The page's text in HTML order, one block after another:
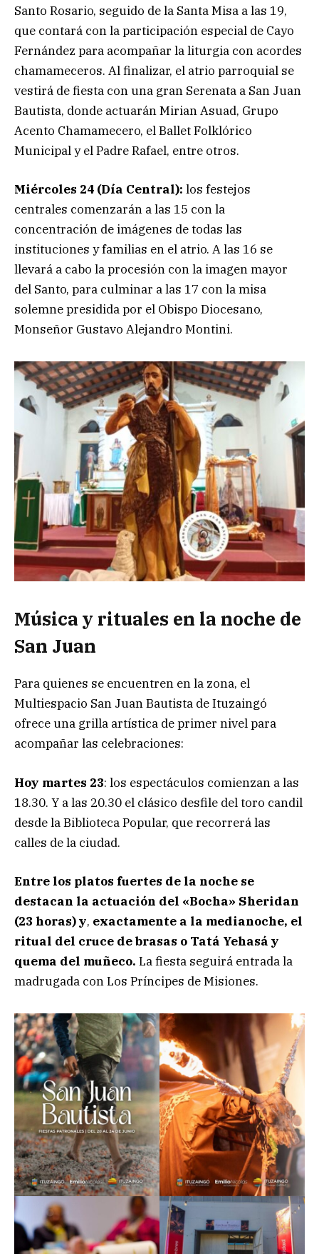
Santo Rosario, seguido de la Santa Misa a las 19,
que contará con la participación especial de Cayo
Fernández para acompañar la liturgia con acordes
chamameceros. Al finalizar, el atrio parroquial se
vestirá de fiesta con una gran Serenata a San Juan
Bautista, donde actuarán Mirian Asuad, Grupo
Acento Chamamecero, el Ballet Folklórico
Municipal y el Padre Rafael, entre otros.
Miércoles 24 (Día Central): los festejos
centrales comenzarán a las 15 con la
concentración de imágenes de todas las
instituciones y familias en el atrio. A las 16 se
llevará a cabo la procesión con la imagen mayor
del Santo, para culminar a las 17 con la misa
solemne presidida por el Obispo Diocesano,
Monseñor Gustavo Alejandro Montini.
Música y rituales en la noche de
San Juan
Para quienes se encuentren en la zona, el
Multiespacio San Juan Bautista de Ituzaingó
ofrece una grilla artística de primer nivel para
acompañar las celebraciones:
Hoy martes 23: los espectáculos comienzan a las
18.30. Y a las 20.30 el clásico desfile del toro candil
desde la Biblioteca Popular, que recorrerá las
calles de la ciudad.
Entre los platos fuertes de la noche se
destacan la actuación del «Bocha» Sheridan
(23 horas) y, exactamente a la medianoche, el
ritual del cruce de brasas o Tatá Yehasá y
quema del muñeco. La fiesta seguirá entrada la
madrugada con Los Príncipes de Misiones.